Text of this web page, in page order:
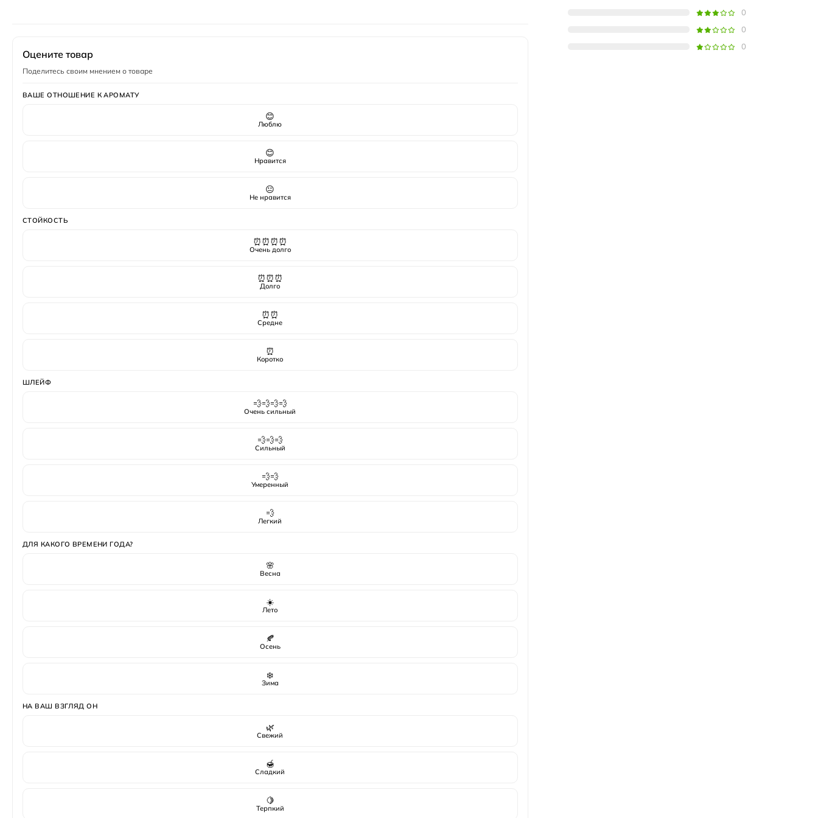
Пол
0
0
0
Оцените товар
Поделитесь своим мнением о товаре
ВАШЕ ОТНОШЕНИЕ К АРОМАТУ
😊
Люблю
😊
Нравится
😐
Не нравится
СТОЙКОСТЬ
⏰⏰⏰⏰
Очень долго
⏰⏰⏰
Долго
⏰⏰
Средне
⏰
Коротко
ШЛЕЙФ
💨💨💨💨
Очень сильный
💨💨💨
Сильный
💨💨
Умеренный
💨
Легкий
ДЛЯ КАКОГО ВРЕМЕНИ ГОДА?
🌸
Весна
☀️
Лето
🍂
Осень
❄️
Зима
НА ВАШ ВЗГЛЯД ОН
🌿
Свежий
🍯
Сладкий
🍋
Терпкий